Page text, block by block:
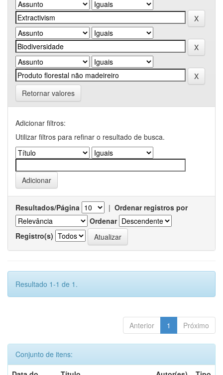
Retornar valores
Adicionar filtros:
Utilizar filtros para refinar o resultado de busca.
Resultados/Página | Ordenar registros por
Ordenar
Registro(s)
Resultado 1-1 de 1.
Anterior 1 Próximo
Conjunto de itens: